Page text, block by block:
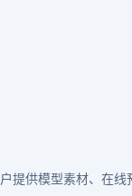
提供模型素材、在线